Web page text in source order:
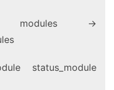
->
status_module